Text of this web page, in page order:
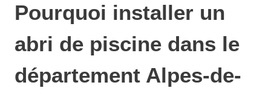
Pourquoi installer un
abri de piscine dans le
département Alpes-de-